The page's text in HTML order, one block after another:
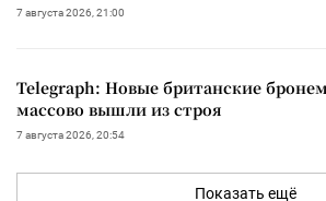
7 августа 2026, 21:00
Telegraph: Новые британские
массово вышли из строя
7 августа 2026, 20:54
Показать ещё